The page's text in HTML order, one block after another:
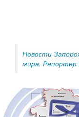
Новости
мира. Репортер